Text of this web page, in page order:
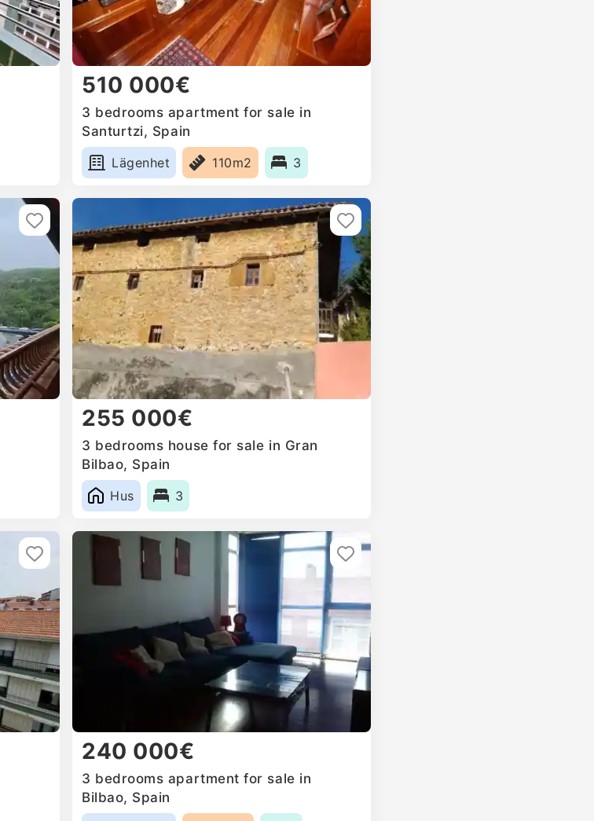
510 000€
3 bedrooms apartment for sale in
Santurtzi, Spain
Lägenhet
110m2 3
255 000€
3 bedrooms house for sale in Gran
Bilbao, Spain
Hus
3
240 000€
3 bedrooms apartment for sale in
Bilbao, Spain